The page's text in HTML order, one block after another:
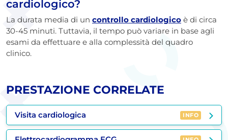
cardiologico?
La durata media di un controllo cardiologico è di circa
30-45 minuti. Tuttavia, il tempo può variare in base agli
esami da effettuare e alla complessità del quadro
clinico.
PRESTAZIONE CORRELATE
Visita cardiologica INFO